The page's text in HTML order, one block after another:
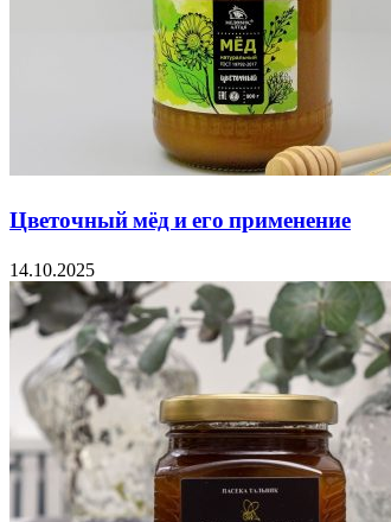
Цветочный мёд и его применение
14.10.2025